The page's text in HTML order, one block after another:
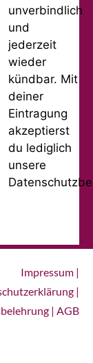
unverbindlich
und
jederzeit
wieder
kündbar. Mit
deiner
Eintragung
akzeptierst
du lediglich
unsere
Impressum |
|
| AGB